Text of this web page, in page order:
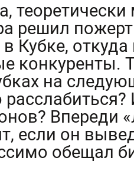
решил
в Кубке,
конкуренты.
на
Впереди
если он
обещал